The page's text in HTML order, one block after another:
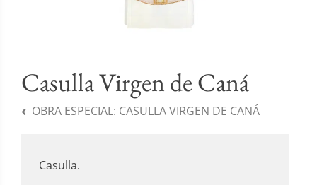
Casulla Virgen de Caná
OBRA ESPECIAL: CASULLA VIRGEN DE CANÁ
Casulla.